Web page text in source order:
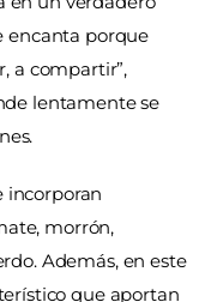
encanta porque
a compartir”,
lentamente se
incorporan
morrón,
Además, en este
que aportan